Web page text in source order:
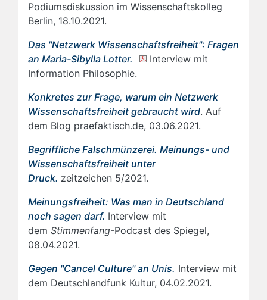
Podiumsdiskussion im Wissenschaftskolleg
Berlin, 18.10.2021.
Das "Netzwerk Wissenschaftsfreiheit": Fragen
an Maria-Sibylla Lotter.
Interview mit
Information Philosophie.
Konkretes zur Frage, warum ein Netzwerk
Wissenschaftsfreiheit gebraucht wird. Auf
dem Blog praefaktisch.de, 03.06.2021.
Begriffliche Falschmünzerei. Meinungs- und
Wissenschaftsfreiheit unter
Druck. zeitzeichen 5/2021.
Meinungsfreiheit: Was man in Deutschland
noch sagen darf. Interview mit
dem Stimmenfang-Podcast des Spiegel,
08.04.2021.
Gegen "Cancel Culture" an Unis. Interview mit
dem Deutschlandfunk Kultur, 04.02.2021.